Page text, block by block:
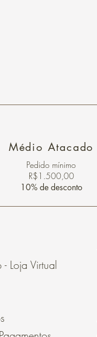
Médio Atacado
Pedido mínimo
R$1.500,00
10% de desconto
Loja Virtual